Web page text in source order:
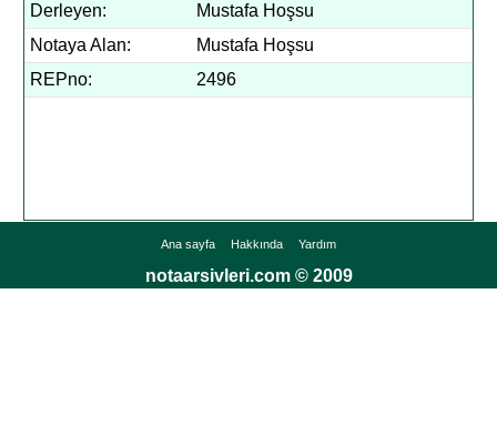
Derleyen:
Mustafa Hoşsu
Notaya Alan:
Mustafa Hoşsu
REPno:
2496
Ana sayfa Hakkında Yardım
notaarsivleri.com © 2009